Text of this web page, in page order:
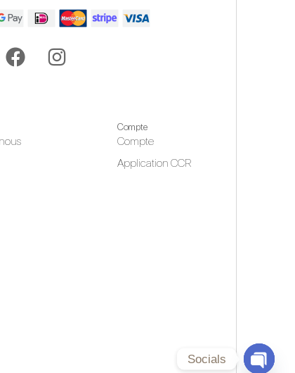
Compte
Compte
Application CCR
Socials